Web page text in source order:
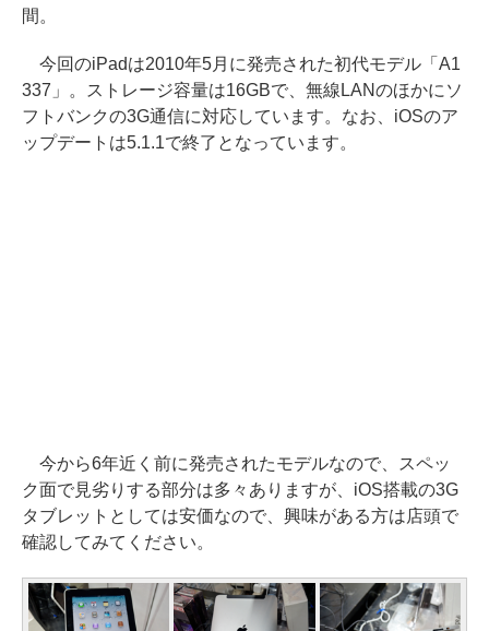
間。
今回のiPadは2010年5月に発売された初代モデル「A1
337」。ストレージ容量は16GBで、無線LANのほかにソ
フトバンクの3G通信に対応しています。なお、iOSのア
ップデートは5.1.1で終了となっています。
今から6年近く前に発売されたモデルなので、スペッ
ク面で見劣りする部分は多々ありますが、iOS搭載の3G
タブレットとしては安価なので、興味がある方は店頭で
確認してみてください。